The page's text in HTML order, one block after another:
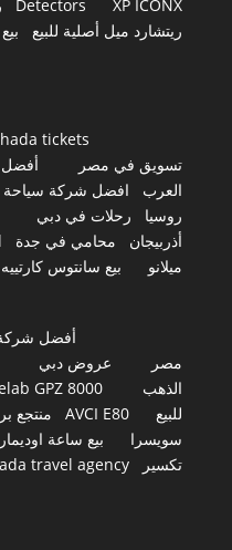
Detectors
XP ICONX
ريتشارد ميل أصلية للبيع
tickets
تسويق في مصر
أفضل
العرب
افضل شركة سياحة
روسيا
رحلات في دبي
أذربيجان
محامي في جدة
ميلانو
بيع سانتوس كارتييه
أفضل
مصر
عروض دبي
الذهب
GPZ 8000
للبيع
AVCI E80 منتجع
سويسرا
بيع ساعة
تكسير
travel agency